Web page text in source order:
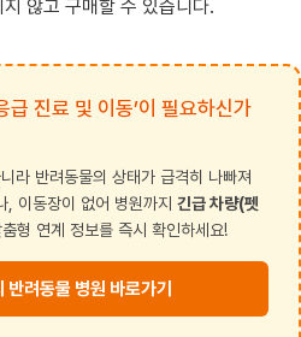
않고 구매할 수 있습니다.
급 진료 및 이동’이 필요하신가
라 반려동물의 상태가 급격히 나빠져
, 이동장이 없어 병원까지 긴급 차량(펫
형 연계 정보를 즉시 확인하세요!
려동물 병원 바로가기